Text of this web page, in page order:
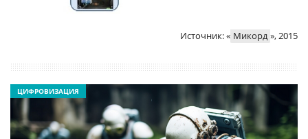
Источник: « Микорд », 2015
ЦИФРОВИЗАЦИЯ